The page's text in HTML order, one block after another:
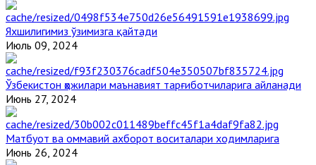
Яхшилигимиз ўзимизга қайтади
Июль 09, 2024
Ўзбекистон ҳожилари маънавият тарғиботчиларига айланади
Июнь 27, 2024
Матбуот ва оммавий ахборот воситалари ходимларига
Июнь 26, 2024